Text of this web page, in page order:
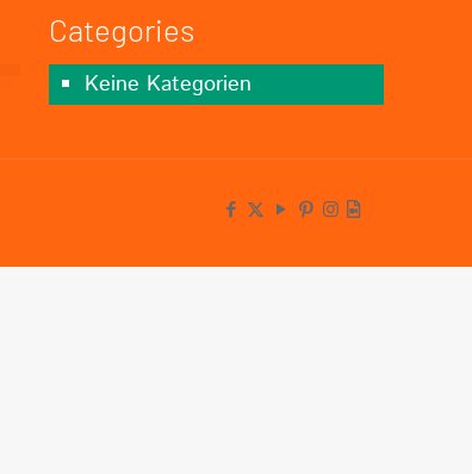
Categories
Keine Kategorien